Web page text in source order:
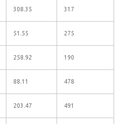
308.35 317
51.55 275
258.92 190
88.11 478
203.47 491